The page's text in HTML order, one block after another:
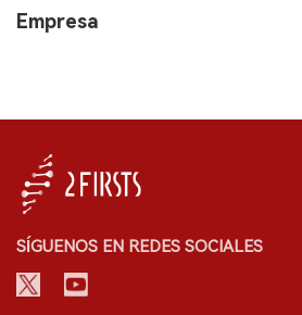
Empresa
SÍGUENOS EN REDES SOCIALES